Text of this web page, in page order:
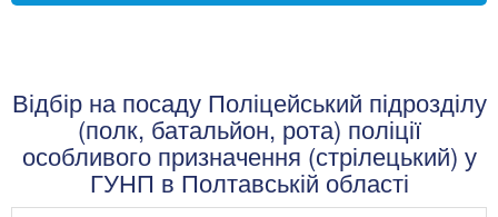
Відбір на посаду Поліцейський підрозділу
(полк, батальйон, рота) поліції
особливого призначення (стрілецький) у
ГУНП в Полтавській області